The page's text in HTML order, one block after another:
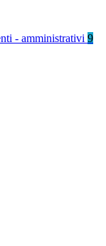
- amministrativi 9